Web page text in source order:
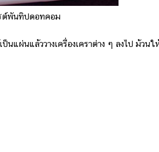
ต์พันทิปดอทคอม
แผ่นแล้ววางเครื่องเคราต่าง ๆ ลงไป ม้วนใ